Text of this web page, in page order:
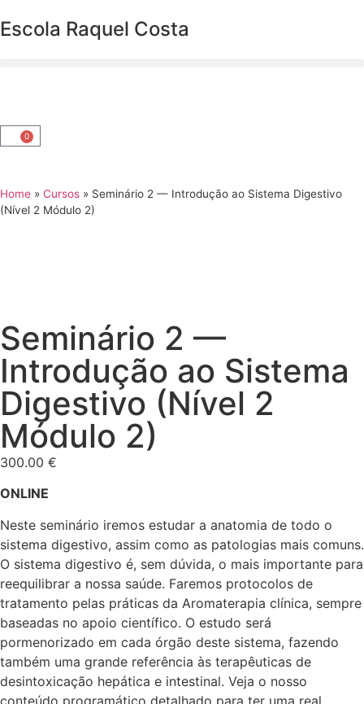
Escola Raquel Costa
0
Home » Cursos » Seminário 2 — Introdução ao Sistema Digestivo
(Nível 2 Módulo 2)
Seminário 2 —
Introdução ao Sistema
Digestivo (Nível 2
Módulo 2)
300.00 €
ONLINE
Neste seminário iremos estudar a anatomia de todo o
sistema digestivo, assim como as patologias mais comuns.
O sistema digestivo é, sem dúvida, o mais importante para
reequilibrar a nossa saúde. Faremos protocolos de
tratamento pelas práticas da Aromaterapia clínica, sempre
baseadas no apoio científico. O estudo será
pormenorizado em cada órgão deste sistema, fazendo
também uma grande referência às terapêuticas de
desintoxicação hepática e intestinal. Veja o nosso
conteúdo programático detalhado para ter uma real